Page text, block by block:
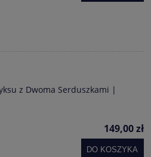
z Dwoma Serduszkami |
149,00 zł
DO KOSZYKA